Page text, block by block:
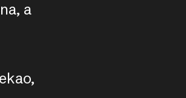
a